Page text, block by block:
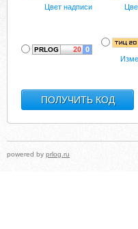
Цвет надписи
powered by prlog.ru